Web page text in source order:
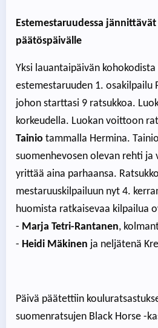
Estemestaruudessa
päätöspäivälle
Yksi lauantaipäivän
estemestaruuden 1. osakilpailu
johon starttasi 9 ratsukkoa.
korkeudella. Luokan voittoon
Tainio tammalla Hermina.
suomenhevosen olevan rehti ja
yrittää aina parhaansa.
mestaruuskilpailuun nyt 4.
huomista ratkaisevaa kilpailua
- Marja Tetri-Rantanen,
- Heidi Mäkinen ja neljätenä
Päivä päätettiin
suomenratsujen Black Horse -